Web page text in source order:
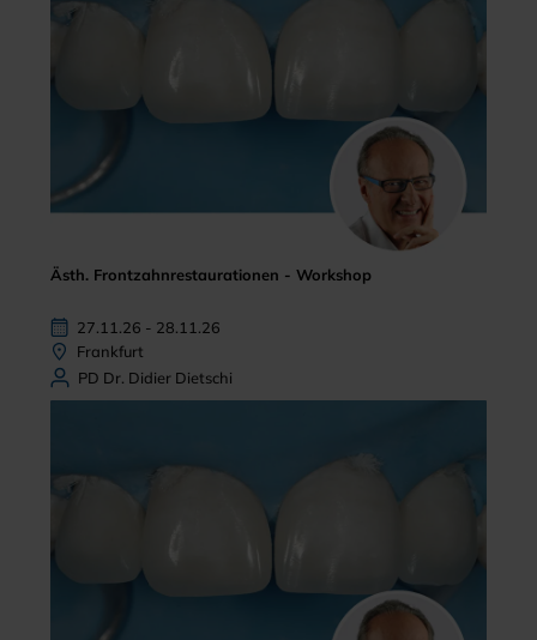
Ästh. Frontzahnrestaurationen - Workshop
27.11.26 - 28.11.26
Frankfurt
PD Dr. Didier Dietschi